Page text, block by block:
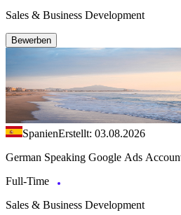
Sales & Business Development
Bewerben
SpanienErstellt: 03.08.2026
German Speaking Google Ads
Full-Time
Sales & Business Development